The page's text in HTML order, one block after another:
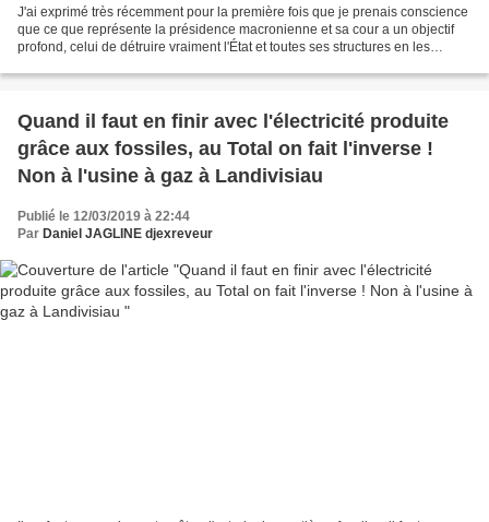
J'ai exprimé très récemment pour la première fois que je prenais conscience
que ce que représente la présidence macronienne et sa cour a un objectif
profond, celui de détruire vraiment l'État et toutes ses structures en les
Quand il faut en finir avec l'électricité produite
grâce aux fossiles, au Total on fait l'inverse !
Non à l'usine à gaz à Landivisiau
Publié le 12/03/2019 à 22:44
Par Daniel JAGLINE djexreveur